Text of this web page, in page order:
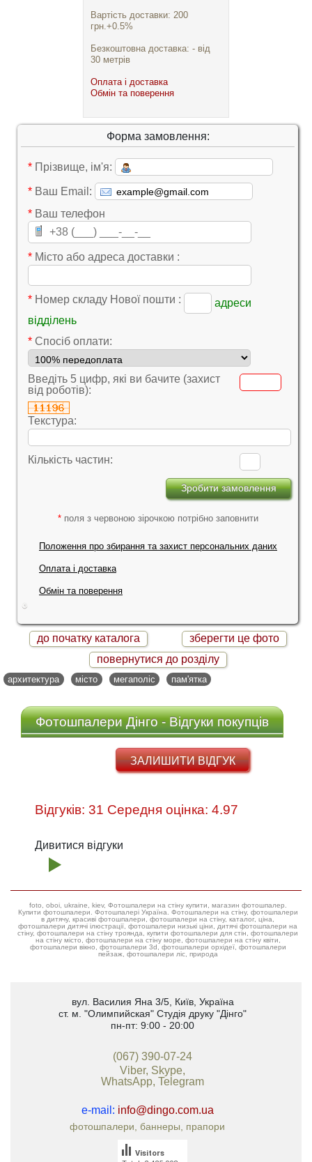
Вартість доставки: 200
грн.+0.5%
Безкоштовна доставка: - від
30 метрів
Оплата і доставка
Обмін та поверення
Форма замовлення:
* Прізвище, ім'я:
* Ваш Email:
* Ваш телефон
* Місто або адреса доставки :
* Номер складу Нової пошти :
адреси
відділень
* Cпосіб оплати:
Введіть 5 цифр, які ви бачите (захист
від роботів):
Текстура:
Кількість частин:
* поля з червоною зірочкою потрібно заповнити
Положення про збирання та захист персональних даних
Оплата і доставка
Обмін та поверення
до початку каталога
зберегти це фото
повернутися до розділу
архитектура місто мегаполіс пам'ятка
Фотошпалери Дінго - Відгуки покупців
ЗАЛИШИТИ ВІДГУК
Відгуків: 31 Середня оцінка: 4.97
Дивитися відгуки
foto, oboi, ukraine, kiev, Фотошпалери на стіну купити, магазин фотошпалер.
Купити фотошпалери. Фотошпалері Україна. Фотошпалери на стіну, фотошпалери
в дитячу, красиві фотошпалери, фотошпалери на стіну, каталог, ціна,
фотошпалери дитячі ілюстрації, фотошпалери низькі ціни, дитячі фотошпалери на
стіну, фотошпалери на стіну троянда, купити фотошпалери для стін, фотошпалери
на стіну місто, фотошпалери на стіну море, фотошпалери на стіну квіти,
фотошпалери вікно, фотошпалери 3d, фотошпалери орхідеї, фотошпалери
пейзаж, фотошпалери ліс, природа
вул. Василия Яна 3/5, Київ, Україна
ст. м. "Олимпийская" Студія друку "Дінго"
пн-пт: 9:00 - 20:00
(067) 390-07-24
Viber, Skype,
WhatsApp, Telegram
e-mail: info@dingo.com.ua
фотошпалери, баннеры, прапори
Visitors